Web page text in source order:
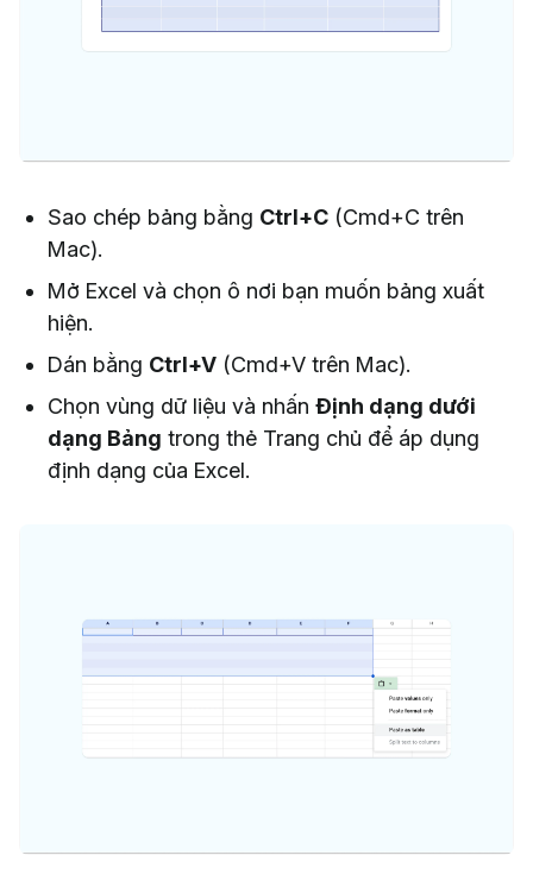
Sao chép bảng bằng Ctrl+C (Cmd+C trên
Mac).
Mở Excel và chọn ô nơi bạn muốn bảng xuất
hiện.
Dán bằng Ctrl+V (Cmd+V trên Mac).
Chọn vùng dữ liệu và nhấn Định dạng dưới
dạng Bảng trong thẻ Trang chủ để áp dụng
định dạng của Excel.